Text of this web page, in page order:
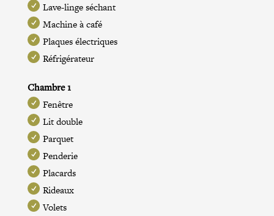
Lave-linge séchant
Machine à café
Plaques électriques
Réfrigérateur
Chambre 1
Fenêtre
Lit double
Parquet
Penderie
Placards
Rideaux
Volets